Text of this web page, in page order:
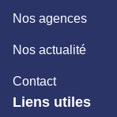
Nos agences
Nos actualité
Contact
Liens utiles